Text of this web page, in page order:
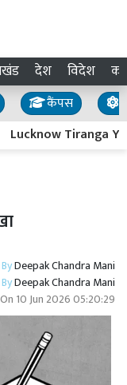
देश विदेश
कैंपस
Lucknow Tiranga
ByDeepak Chandra Mani
Deepak Chandra Mani
On 10 Jun 2026 05:20:29